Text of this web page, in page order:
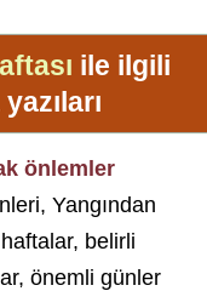
ile ilgili
önlemler
Yangından
belirli
önemli günler